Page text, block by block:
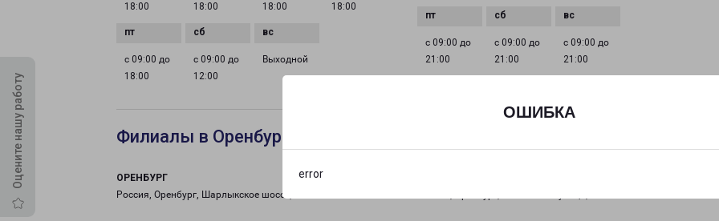
ОШИБКА
error
Оцените нашу работу
18:00
18:00
18:00
18:00
с 09:00 до
18:00
с 09:00 до
12:00
Выходной
с 09:00 до
21:00
с 09:00 до
21:00
с 09:00 до
21:00
Филиалы в Оренбурге
ОРЕНБУРГ
Россия, Оренбург, Шарлыкское шоссе, 12/1